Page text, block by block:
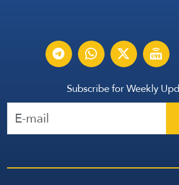
Subscribe for Weekly